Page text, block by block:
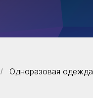
/ Одноразовая одежда